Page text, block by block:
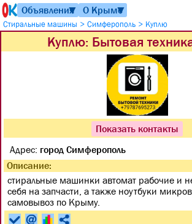
Объявления
▼ О Крыме
▼
Стиральные машины > Симферополь > Куплю
Куплю: Бытовая
Показать контакты
Адрес: город Симферополь
Описание:
стиральные машинки автомат рабочие и
себя на запчасти, а также ноутбуки
самовывоз по Крыму.